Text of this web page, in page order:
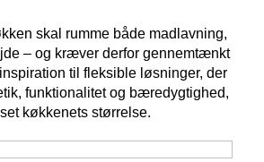
skal rumme både madlavning,
– og kræver derfor gennemtænkt
til fleksible løsninger, der
funktionalitet og bæredygtighed,
køkkenets størrelse.